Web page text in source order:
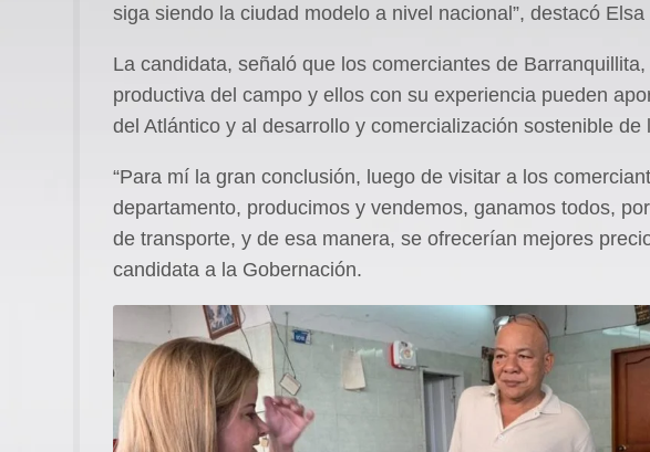
siga siendo la ciudad modelo a nivel nacional”, destacó Elsa
La candidata, señaló que los comerciantes de
productiva del campo y ellos con su experiencia pueden
del Atlántico y al desarrollo y comercialización sostenible de
“Para mí la gran conclusión, luego de visitar a los
departamento, producimos y vendemos, ganamos todos,
de transporte, y de esa manera, se ofrecerían mejores
candidata a la Gobernación.